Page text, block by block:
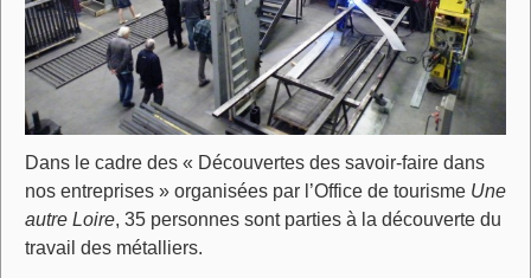
Dans le cadre des « Découvertes des savoir-faire dans
nos entreprises » organisées par l’Office de tourisme Une
autre Loire, 35 personnes sont parties à la découverte du
travail des métalliers.